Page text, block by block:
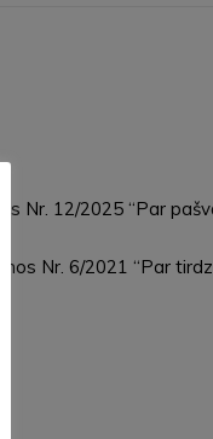
Nr. 12/2025 “Par
Nr. 6/2021 “Par